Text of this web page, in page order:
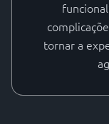
tornar a